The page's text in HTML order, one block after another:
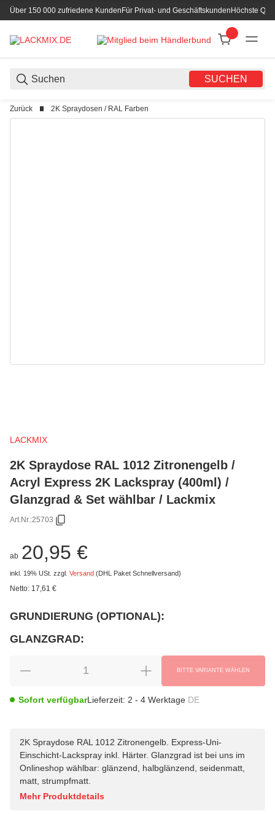
Über 150 000 zufriedene KundenFür Privat- und GeschäftskundenHöchste
SUCHEN
Zurück 2K Spraydosen / RAL Farben
LACKMIX
2K Spraydose RAL 1012 Zitronengelb /
Acryl Express 2K Lackspray (400ml) /
Glanzgrad & Set wählbar / Lackmix
Art.Nr.:25703
ab 20,95 €
inkl. 19% USt. zzgl. Versand (DHL Paket Schnellversand)
Netto: 17,61 €
GRUNDIERUNG (OPTIONAL):
GLANZGRAD:
BITTE VARIANTE WÄHLEN
Sofort verfügbarLieferzeit: 2 - 4 Werktage DE
2K Spraydose RAL 1012 Zitronengelb. Express-Uni-
Einschicht-Lackspray inkl. Härter. Glanzgrad ist bei uns im
Onlineshop wählbar: glänzend, halbglänzend, seidenmatt,
matt, strumpfmatt.
Mehr Produktdetails